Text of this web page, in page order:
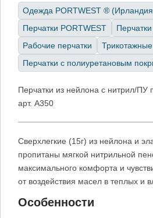
Одежда PORTWEST ®
Перчатки PORTWEST
Рабочие перчатки
Трикотажные
Перчатки с полиуретановым
Перчатки из нейлона с нитрил/ПУ
арт. A350
Сверхлегкие (15г) из нейлона и
пропитаны мягкой нитрильной
максимального комфорта и
от воздействия масел в теплых и
Особенности